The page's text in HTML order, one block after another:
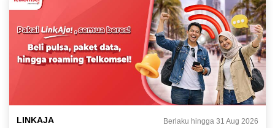
LINKAJA Berlaku hingga 31 Aug 2026